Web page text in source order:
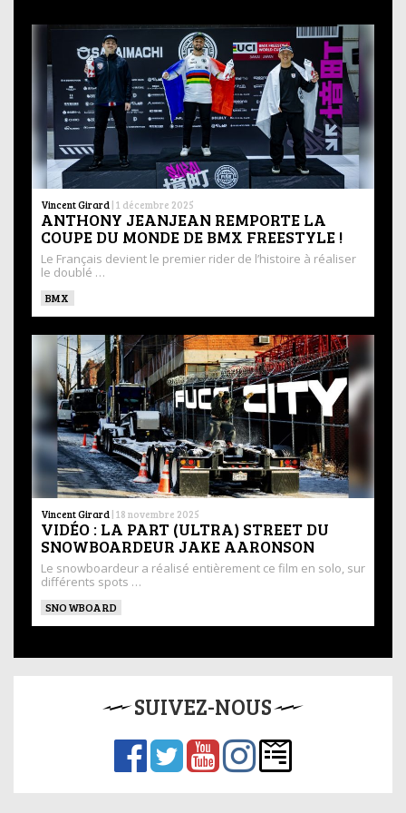
Vincent Girard | 1 décembre 2025
ANTHONY JEANJEAN REMPORTE LA
COUPE DU MONDE DE BMX FREESTYLE !
Le Français devient le premier rider de l’histoire à réaliser
le doublé …
BMX
Vincent Girard | 18 novembre 2025
VIDÉO : LA PART (ULTRA) STREET DU
SNOWBOARDEUR JAKE AARONSON
Le snowboardeur a réalisé entièrement ce film en solo, sur
différents spots …
SNOWBOARD
SUIVEZ-NOUS